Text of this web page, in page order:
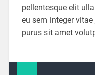
pellentesque elit
eu sem integer
purus sit amet